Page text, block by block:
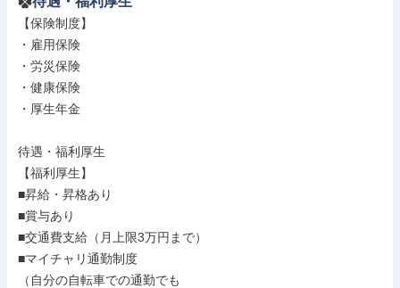
【保険制度】
・雇用保険
・労災保険
・健康保険
・厚生年金
待遇・福利厚生
【福利厚生】
■昇給・昇格あり
■賞与あり
■交通費支給（月上限3万円まで）
■マイチャリ通勤制度
（自分の自転車での通勤でも